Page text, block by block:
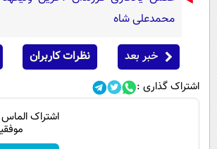
محمدعلی شاه
خبر بعد نظرات کاربران
اشتراک گذاری :
اشتراک